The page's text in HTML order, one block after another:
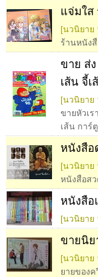
แจ่มใส
[นวนิยาย
ร้านหนังสื
ขาย ส่
เส้น จี้
[นวนิยาย
ขายหัวเร
เส้น การ์
หนังสือ
[นวนิยาย
หนังสือส
หนังสือ
[นวนิยาย
ขายนิย
[นวนิยาย
ยายของค